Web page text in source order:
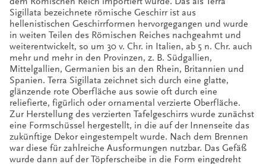
Sigillata bezeichnete römische Geschirr ist aus
hellenistischen Geschirrformen hervorgegangen und wurde
in weiten Teilen des Römischen Reiches nachgeahmt und
weiterentwickelt, so um 30 v. Chr. in Italien, ab 5 n. Chr. auch
mehr und mehr in den Provinzen, z. B. Südgallien,
Mittelgallien, Germanien bis an den Rhein, Britannien und
Spanien. Terra Sigillata zeichnet sich durch eine glatte,
glänzende rote Oberfläche aus sowie oft durch eine
reliefierte, figürlich oder ornamental verzierte Oberfläche.
Zur Herstellung des verzierten Tafelgeschirrs wurde zunächst
eine Formschüssel hergestellt, in die auf der Innenseite das
zukünftige Dekor eingestempelt wurde. Nach dem Brennen
war diese für zahlreiche Ausformungen nutzbar. Das Gefäß
wurde dann auf der Töpferscheibe in die Form eingedreht